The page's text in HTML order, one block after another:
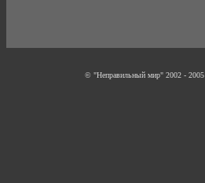
© "Неправильный мир" 2002 - 2005